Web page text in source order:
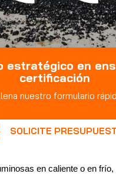
estratégico en
certificación
nuestro formulario
SOLICITE
en caliente o en frío,